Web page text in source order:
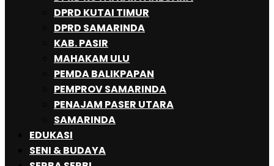
DPRD KUTAI TIMUR
DPRD SAMARINDA
KAB. PASIR
MAHAKAM ULU
PEMDA BALIKPAPAN
PEMPROV SAMARINDA
PENAJAM PASER UTARA
SAMARINDA
EDUKASI
SENI & BUDAYA